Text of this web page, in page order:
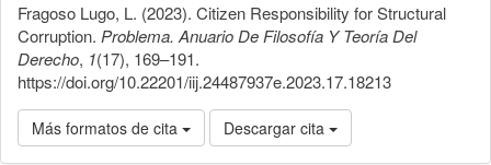
Fragoso Lugo, L. (2023). Citizen Responsibility for Structural
Corruption. Problema. Anuario De Filosofía Y Teoría Del
Derecho, 1(17), 169–191.
https://doi.org/10.22201/iij.24487937e.2023.17.18213
Más formatos de cita Descargar cita